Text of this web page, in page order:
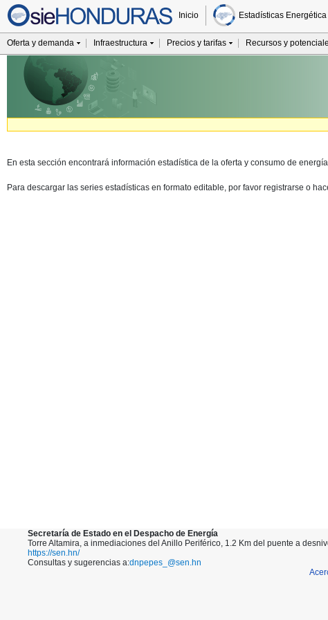
Inicio Estadísticas
Oferta y demanda Infraestructura Precios y tarifas Recursos y
En esta sección encontrará información estadística de la oferta y consumo de
Para descargar las series estadísticas en formato editable, por favor registrarse o
Secretaría de Estado en el Despacho de Energía
Torre Altamira, a inmediaciones del Anillo Periférico, 1.2 Km del puente a
https://sen.hn/
Consultas y sugerencias a:dnpepes_@sen.hn